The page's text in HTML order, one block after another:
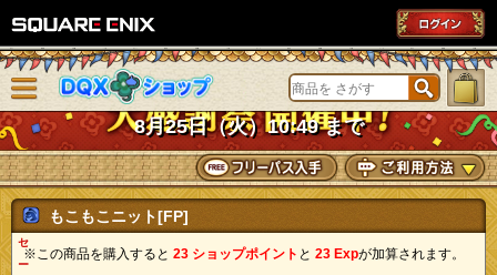
DQXショップ
8月25日（火）10:49 まで
ニューを閉じる
もこもこニット[FP]
※この商品を購入すると 23 ショップポイント と 23 Expが加算されます。
セ
ー